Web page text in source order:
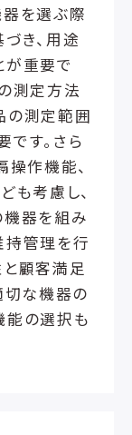
を選ぶ際
き、用途
が重要で
測定方法
の測定範囲
す。さら
操作機能、
も考慮し、
機器を組み
持管理を行
顧客満足
切な機器の
能の選択も